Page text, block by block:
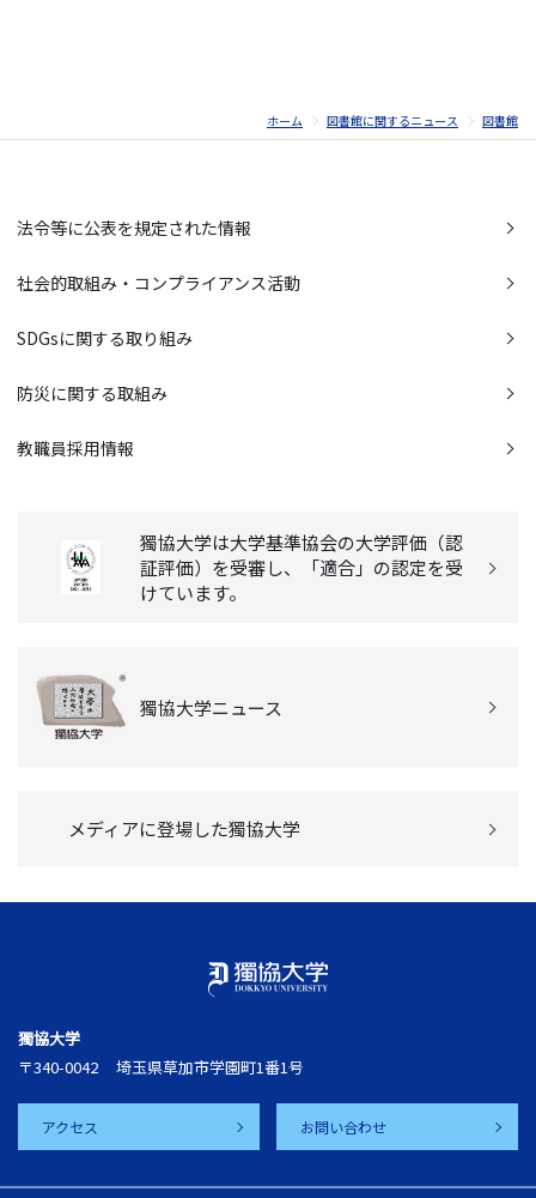
ホーム 図書館に関するニュース 図書館
法令等に公表を規定された情報
社会的取組み・コンプライアンス活動
SDGsに関する取り組み
防災に関する取組み
教職員採用情報
獨協大学は大学基準協会の大学評価（認
証評価）を受審し、「適合」の認定を受
けています。
獨協大学ニュース
メディアに登場した獨協大学
獨協大学
〒340-0042
埼玉県草加市学園町1番1号
アクセス お問い合わせ